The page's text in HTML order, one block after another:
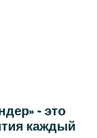
- это
каждый